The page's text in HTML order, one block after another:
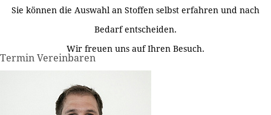
Sie können die Auswahl an Stoffen selbst erfahren und nach
Bedarf entscheiden.
Wir freuen uns auf Ihren Besuch.
Termin Vereinbaren